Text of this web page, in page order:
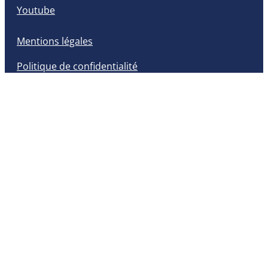
Youtube
Mentions légales
Politique de confidentialité